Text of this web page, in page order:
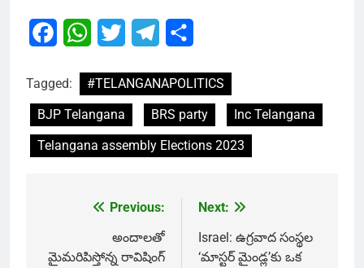
FacebookWhatsApp
Twitter Telegram
Tagged:
#TELANGANAPOLITICS
BJP Telangana
BRS party
Inc Telangana
Telangana assembly Elections 2023
navigation
Previous:
అందాలతో
మైమరిపిస్తోన్న రావిషింగ్
Next:
Israel: ఉగ్రవాద సంస్థల
‘మాస్టర్‌ మైండ్ల’కు ఒక